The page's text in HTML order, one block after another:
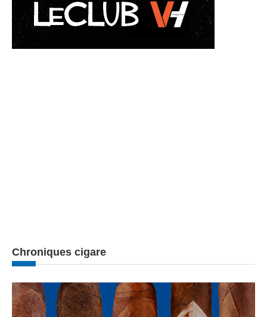
Chroniques cigare